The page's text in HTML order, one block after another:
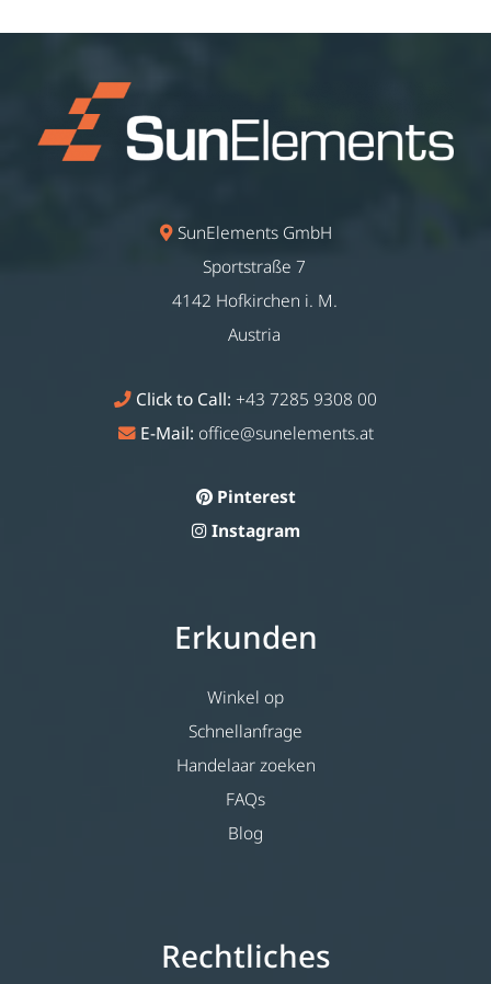
SunElements GmbH
Sportstraße 7
4142 Hofkirchen i. M.
Austria
Click to Call: +43 7285 9308 00
E-Mail: office@sunelements.at
Pinterest
Instagram
Erkunden
Winkel op
Schnellanfrage
Handelaar zoeken
FAQs
Blog
Rechtliches